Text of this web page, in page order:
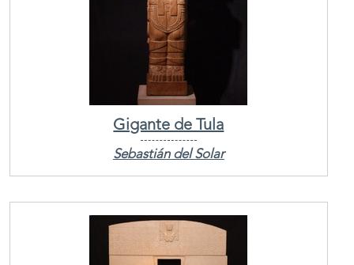
Gigante de Tula
Sebastián del Solar